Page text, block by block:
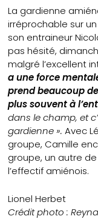
La gardienne
irréprochable sur
son entraineur
pas hésité,
malgré l’excellent
a une force
prend beaucoup
plus souvent à
dans le champ, et
gardienne ». Avec
groupe, Camille
groupe, un autre
l’effectif amiénois.
Lionel Herbet
Crédit photo :